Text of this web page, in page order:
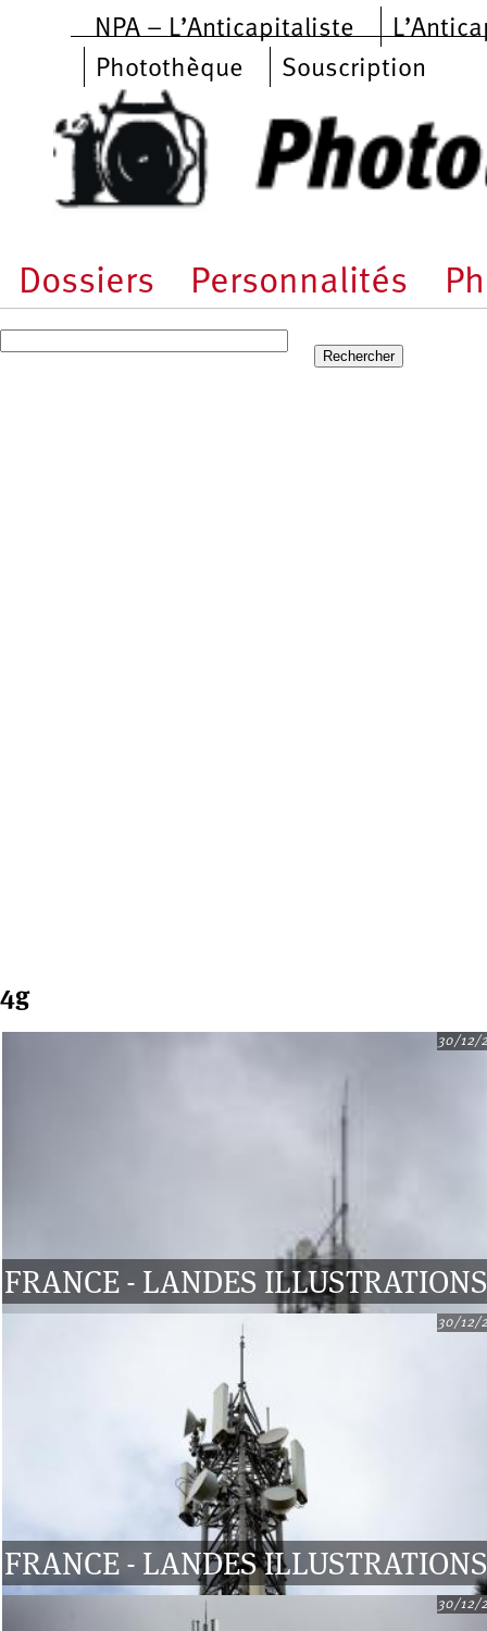
Aller au contenu principal
NPA – L’Anticapitaliste
Photothèque
Souscription
Dossiers Personnalités
4g
FRANCE - LANDES ILLUSTRATIONS
30/12/
FRANCE - LANDES ILLUSTRATIONS
30/12/
30/12/